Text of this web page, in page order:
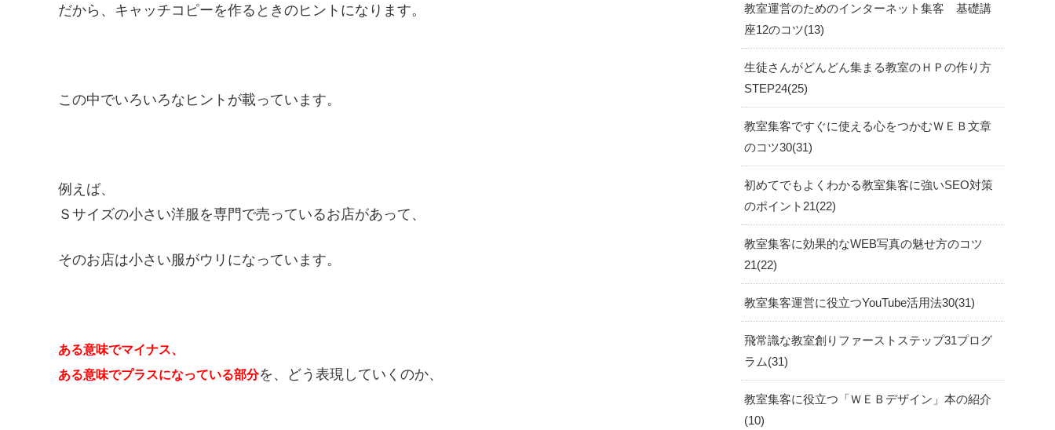
だから、キャッチコピーを作るときのヒントになります。
この中でいろいろなヒントが載っています。
例えば、
Ｓサイズの小さい洋服を専門で売っているお店があって、
そのお店は小さい服がウリになっています。
ある意味でマイナス、
ある意味でプラスになっている部分を、どう表現していくのか、
教室運営のためのインターネット集客 基礎講
座12のコツ 13
生徒さんがどんどん集まる教室のＨＰの作り方
STEP24 25
教室集客ですぐに使える心をつかむＷＥＢ文章
のコツ30 31
初めてでもよくわかる教室集客に強いSEO対策
のポイント21 22
教室集客に効果的なWEB写真の魅せ方のコツ
21 22
教室集客運営に役立つYouTube活用法30 31
飛常識な教室創りファーストステップ31プログ
ラム 31
教室集客に役立つ「ＷＥＢデザイン」本の紹介
10